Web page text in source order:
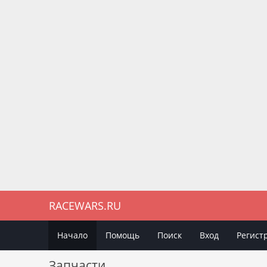
RACEWARS.RU
Начало Помощь Поиск Вход